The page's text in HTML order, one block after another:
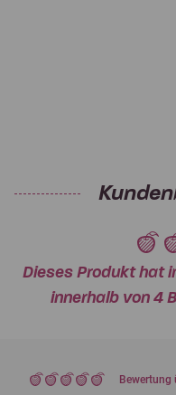
Dieses Produkt hat
innerhalb von 4
Bewertung